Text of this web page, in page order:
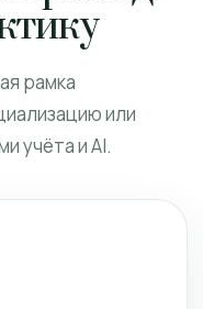
рамка
или
учёта и AI.